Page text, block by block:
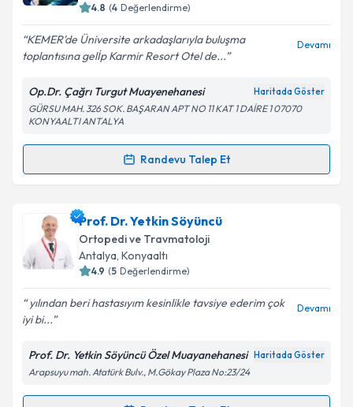
Kişisel verilerimin işlenmesine ilişkin
Aydınlatma
Metni'ni okudum ve kişisel verilerimin belirtilen
kapsamda işlenmesini kabul ediyorum.
Takvim Talebini Gönder
4.8 (4 Değerlendirme)
KEMER'de Üniversite arkadaşlarıyla buluşma
toplantısına gelİp Karmir Resort Otel de...
Devamı
Op.Dr. Çağrı Turgut Muayenehanesi Haritada Göster
GÜRSU MAH. 326 SOK. BAŞARAN APT NO 11 KAT 1 DAİRE 1 07070
KONYAALTI ANTALYA
Randevu Talep Et
Randevu Takvimi Talebi
Op. Dr. Çağrı Turgutiçin randevu takvimi talebi
oluşturun. Size bu uzmandan randevu almanız için bir
takvim hazırlandığında e-posta ile bilgilendireceğiz.
Kişisel verilerimin işlenmesine ilişkin Aydınlatma
Metni'ni okudum ve kişisel verilerimin belirtilen
kapsamda işlenmesini kabul ediyorum.
Prof. Dr. Yetkin Söyüncü
Ortopedi ve Travmatoloji
Antalya, Konyaaltı
4.9 (5 Değerlendirme)
yılından beri hastasıyım kesinlikle tavsiye ederim çok
iyi bi...
Devamı
Prof. Dr. Yetkin Söyüncü Özel Muayanehanesi Haritada Göster
Arapsuyu mah. Atatürk Bulv., M.Gökay Plaza No:23/24